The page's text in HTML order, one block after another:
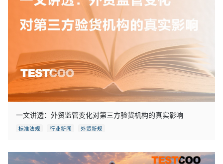
一文讲透：外贸监管变化对第三方验货机构的真实影响
标准法规 行业新闻 外贸新规